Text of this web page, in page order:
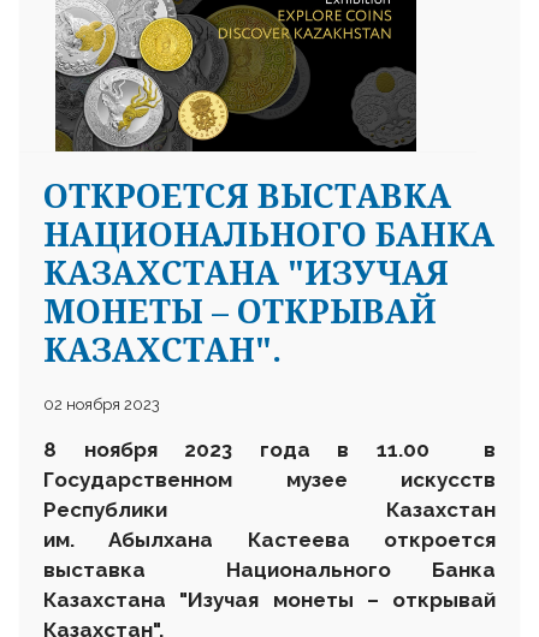
ОТКРОЕТСЯ ВЫСТАВКА
НАЦИОНАЛЬНОГО БАНКА
КАЗАХСТАНА "ИЗУЧАЯ
МОНЕТЫ – ОТКРЫВАЙ
КАЗАХСТАН".
02 ноября 2023
8 ноября 2023 года в 11.00 в
Государственном музее искусств
Республики Казахстан
им. Абылхана Кастеева откроется
выставка Национального Банка
Казахстана "Изучая монеты – открывай
Казахстан".